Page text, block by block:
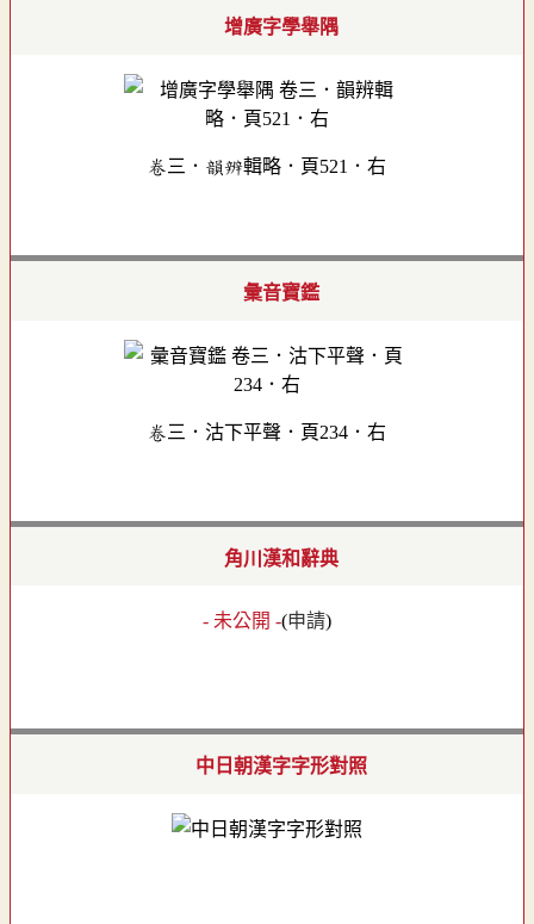
增廣字學舉隅
卷三．韻辨輯略．頁521．右
彙音寶鑑
卷三．沽下平聲．頁234．右
角川漢和辭典
- 未公開 -(申請)
中日朝漢字字形對照